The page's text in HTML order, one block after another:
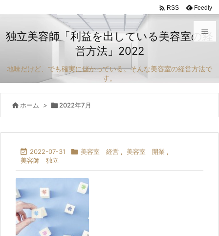

 RSS Feedly
独立美容師「利益を出している美容室の経
営方法」2022
地味だけど、でも確実に儲かっている。そんな美容室の経営方法で
す。
 ホーム > 2022年7月
 2022-07-31  美容室 経営 , 美容室 開業 ,
美容師 独立